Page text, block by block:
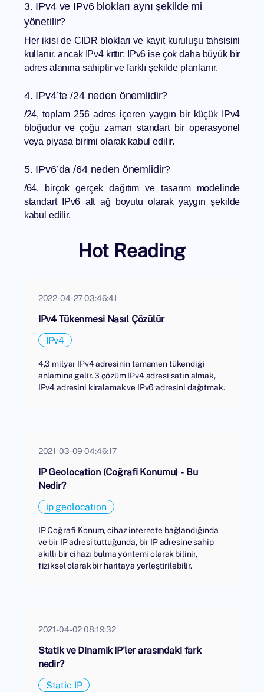
3. IPv4 ve IPv6 blokları aynı şekilde mi
yönetilir?
Her ikisi de CIDR blokları ve kayıt kuruluşu tahsisini
kullanır, ancak IPv4 kıttır; IPv6 ise çok daha büyük bir
adres alanına sahiptir ve farklı şekilde planlanır.
4. IPv4’te /24 neden önemlidir?
/24, toplam 256 adres içeren yaygın bir küçük IPv4
bloğudur ve çoğu zaman standart bir operasyonel
veya piyasa birimi olarak kabul edilir.
5. IPv6’da /64 neden önemlidir?
/64, birçok gerçek dağıtım ve tasarım modelinde
standart IPv6 alt ağ boyutu olarak yaygın şekilde
kabul edilir.
Hot Reading
2022-04-27 03:46:41
IPv4 Tükenmesi Nasıl Çözülür
IPv4
4,3 milyar IPv4 adresinin tamamen tükendiği
anlamına gelir. 3 çözüm IPv4 adresi satın almak,
IPv4 adresini kiralamak ve IPv6 adresini dağıtmak.
2021-03-09 04:46:17
IP Geolocation (Coğrafi Konumu) - Bu
Nedir?
ip geolocation
IP Coğrafi Konum, cihaz internete bağlandığında
ve bir IP adresi tuttuğunda, bir IP adresine sahip
akıllı bir cihazı bulma yöntemi olarak bilinir,
fiziksel olarak bir haritaya yerleştirilebilir.
2021-04-02 08:19:32
Statik ve Dinamik IP'ler arasındaki fark
nedir?
Static IP